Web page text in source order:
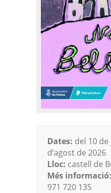
Dates: del 10
d’agost de 2026
Lloc: castell de
Més informació:
971 720 135